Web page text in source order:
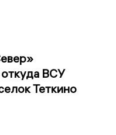
ВСУ
Теткино